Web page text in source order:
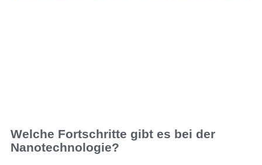
Welche Fortschritte gibt es bei der
Nanotechnologie?